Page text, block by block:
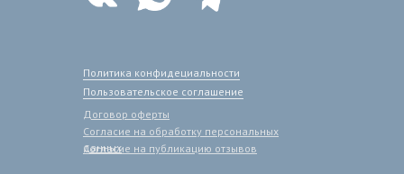
Политика конфидециальности
Пользовательское соглашение
Договор оферты
Согласие на обработку персональных
данных
Согласие на публикацию отзывов